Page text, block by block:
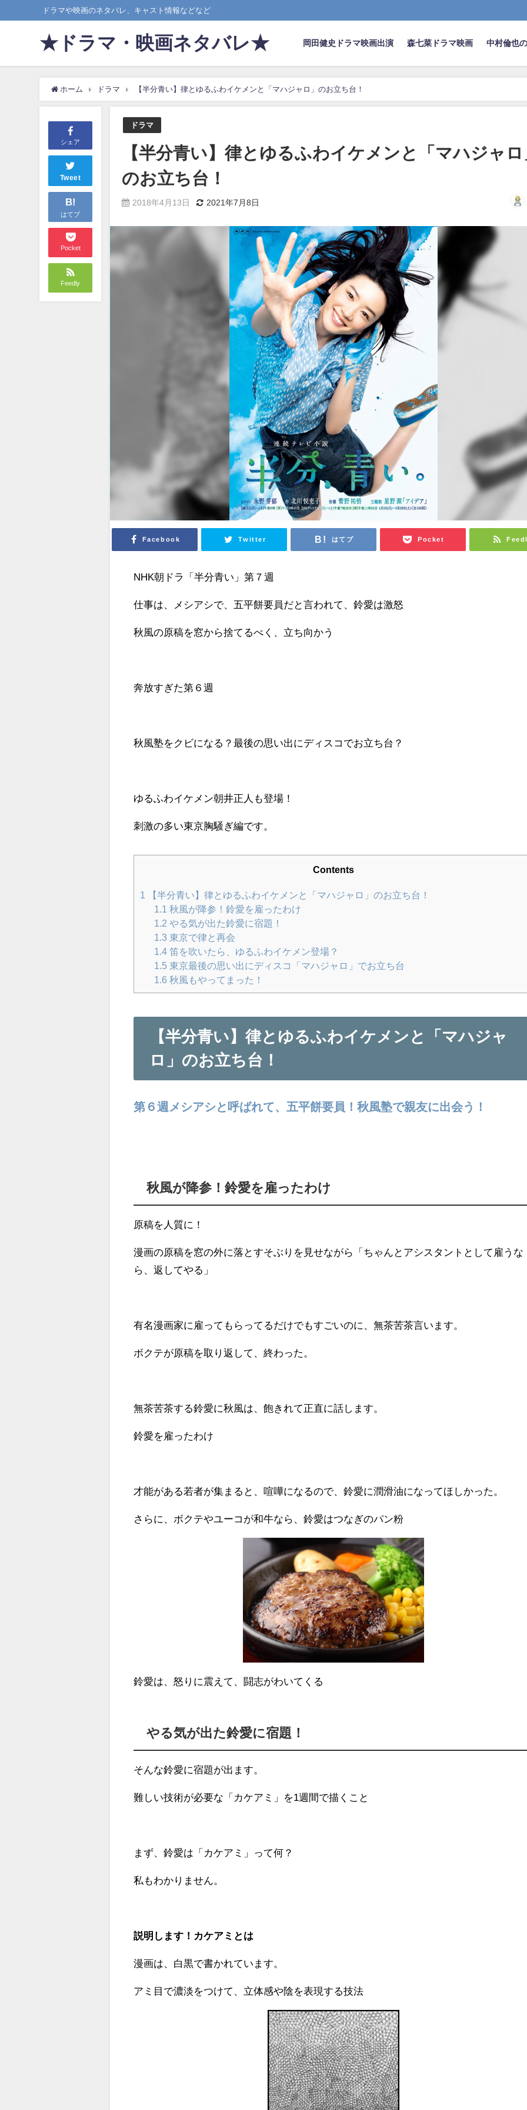
ドラマや映画のネタバレ、キャスト情報などなど
★ドラマ・映画ネタバレ★ 岡田健史ドラマ映画出演 森七菜ドラマ映画 中村倫也
ホーム ドラマ 【半分青い】律とゆるふわイケメンと「マハジャロ」のお立ち台！
シェア
Tweet
B!
はてブ
Pocket
Feedly
ドラマ
【半分青い】律とゆるふわイケメンと「マハジャロ
のお立ち台！
2018年4月13日 2021年7月8日
Facebook Twitter はてブ Pocket
NHK朝ドラ「半分青い」第７週
仕事は、メシアシで、五平餅要員だと言われて、鈴愛は激怒
秋風の原稿を窓から捨てるべく、立ち向かう
奔放すぎた第６週
秋風塾をクビになる？最後の思い出にディスコでお立ち台？
ゆるふわイケメン朝井正人も登場！
刺激の多い東京胸騒ぎ編です。
Contents
1
【半分青い】律とゆるふわイケメンと「マハジャロ」のお立ち台！
1.1 秋風が降参！鈴愛を雇ったわけ
1.2 やる気が出た鈴愛に宿題！
1.3 東京で律と再会
1.4 笛を吹いたら、ゆるふわイケメン登場？
1.5 東京最後の思い出にディスコ「マハジャロ」でお立ち台
1.6 秋風もやってまった！
【半分青い】律とゆるふわイケメンと「マハジャ
ロ」のお立ち台！
第６週メシアシと呼ばれて、五平餅要員！秋風塾で親友に出会う！
秋風が降参！鈴愛を雇ったわけ
原稿を人質に！
漫画の原稿を窓の外に落とすそぶりを見せながら「ちゃんとアシスタントとして雇うな
ら、返してやる」
有名漫画家に雇ってもらってるだけでもすごいのに、無茶苦茶言います。
ボクテが原稿を取り返して、終わった。
無茶苦茶する鈴愛に秋風は、飽きれて正直に話します。
鈴愛を雇ったわけ
才能がある若者が集まると、喧嘩になるので、鈴愛に潤滑油になってほしかった。
さらに、ボクテやユーコが和牛なら、鈴愛はつなぎのパン粉
鈴愛は、怒りに震えて、闘志がわいてくる
やる気が出た鈴愛に宿題！
そんな鈴愛に宿題が出ます。
難しい技術が必要な「カケアミ」を1週間で描くこと
まず、鈴愛は「カケアミ」って何？
私もわかりません。
説明します！カケアミとは
漫画は、白黒で書かれています。
アミ目で濃淡をつけて、立体感や陰を表現する技法